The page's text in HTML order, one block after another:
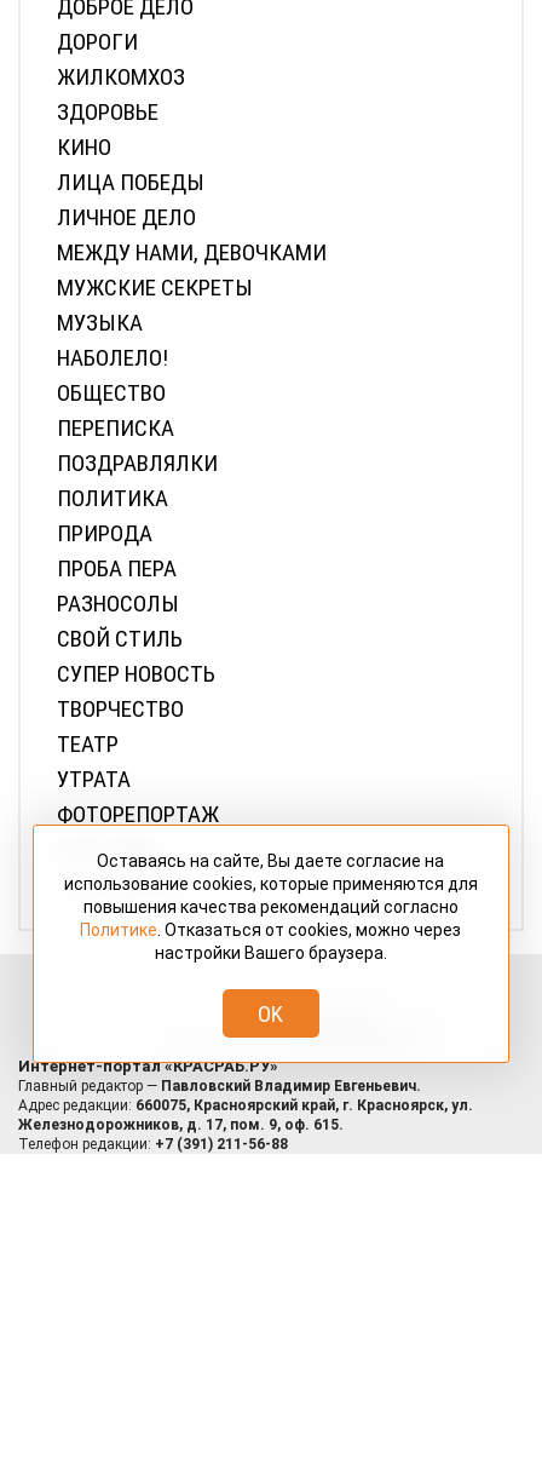
АВТО-ВЕЛО-МОТО
БРАТЬЯ НАШИ МЕНЬШИЕ
ВЗГЛЯД
ГАЛЕРЕЯ
ДАЧА
ДОБРОЕ ДЕЛО
ДОРОГИ
ЖИЛКОМХОЗ
ЗДОРОВЬЕ
КИНО
ЛИЦА ПОБЕДЫ
ЛИЧНОЕ ДЕЛО
МЕЖДУ НАМИ, ДЕВОЧКАМИ
МУЖСКИЕ СЕКРЕТЫ
МУЗЫКА
НАБОЛЕЛО!
ПОЗДРАВЛЯЛКИ
ПОЛИТИКА
ПРИРОДА
Оставаясь на сайте, Вы даете согласие на
использование cookies, которые применяются для
повышения качества рекомендаций согласно
Политике . Отказаться от cookies, можно через
настройки Вашего браузера.
OK